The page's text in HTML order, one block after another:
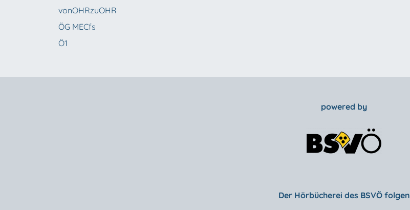
vonOHRzuOHR
ÖG MECfs
Ö1
powered by
Der Hörbücherei des BSVÖ folgen